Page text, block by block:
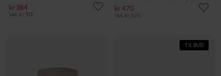
kr 384
Veil. kr 512
kr 470
Veil. kr 626
TILBUD